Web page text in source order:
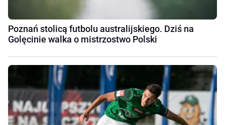
Poznań stolicą futbolu australijskiego. Dziś na
Golęcinie walka o mistrzostwo Polski